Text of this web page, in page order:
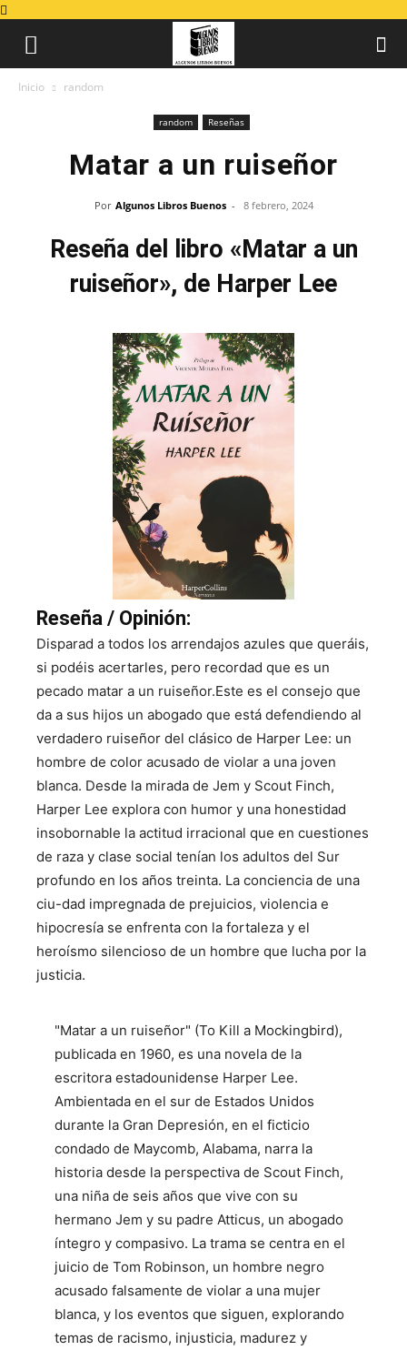
Inicio random
random Reseñas
Matar a un ruiseñor
Por Algunos Libros Buenos - 8 febrero, 2024
Reseña del libro «Matar a un
ruiseñor», de Harper Lee
Reseña / Opinión:
Disparad a todos los arrendajos azules que queráis,
si podéis acertarles, pero recordad que es un
pecado matar a un ruiseñor.Este es el consejo que
da a sus hijos un abogado que está defendiendo al
verdadero ruiseñor del clásico de Harper Lee: un
hombre de color acusado de violar a una joven
blanca. Desde la mirada de Jem y Scout Finch,
Harper Lee explora con humor y una honestidad
insobornable la actitud irracional que en cuestiones
de raza y clase social tenían los adultos del Sur
profundo en los años treinta. La conciencia de una
ciu-dad impregnada de prejuicios, violencia e
hipocresía se enfrenta con la fortaleza y el
heroísmo silencioso de un hombre que lucha por la
justicia.
"Matar a un ruiseñor" (To Kill a Mockingbird),
publicada en 1960, es una novela de la
escritora estadounidense Harper Lee.
Ambientada en el sur de Estados Unidos
durante la Gran Depresión, en el ficticio
condado de Maycomb, Alabama, narra la
historia desde la perspectiva de Scout Finch,
una niña de seis años que vive con su
hermano Jem y su padre Atticus, un abogado
íntegro y compasivo. La trama se centra en el
juicio de Tom Robinson, un hombre negro
acusado falsamente de violar a una mujer
blanca, y los eventos que siguen, explorando
temas de racismo, injusticia, madurez y